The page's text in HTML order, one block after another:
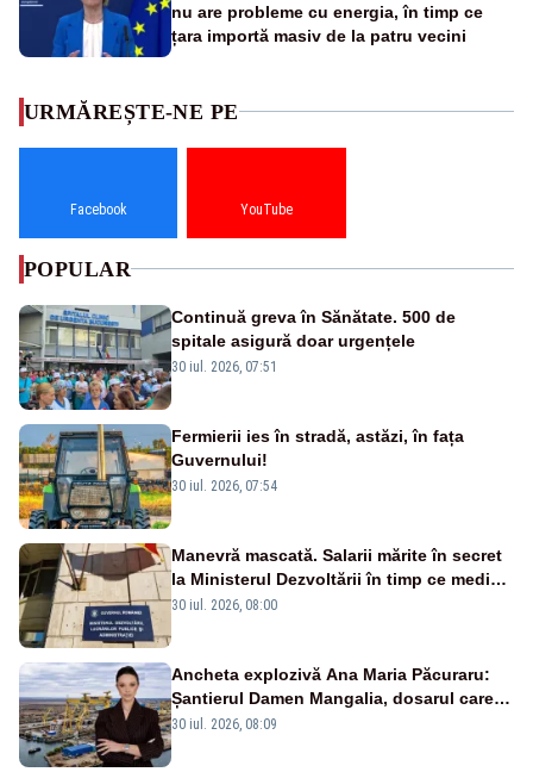
nu are probleme cu energia, în timp ce
țara importă masiv de la patru vecini
URMĂREȘTE-NE PE
Facebook YouTube
POPULAR
Continuă greva în Sănătate. 500 de
spitale asigură doar urgențele
30 iul. 2026, 07:51
Fermierii ies în stradă, astăzi, în fața
Guvernului!
30 iul. 2026, 07:54
Manevră mascată. Salarii mărite în secret
la Ministerul Dezvoltării în timp ce medicii
ies în stradă
30 iul. 2026, 08:00
Ancheta explozivă Ana Maria Păcuraru:
Șantierul Damen Mangalia, dosarul care
scufundă apărarea României
30 iul. 2026, 08:09